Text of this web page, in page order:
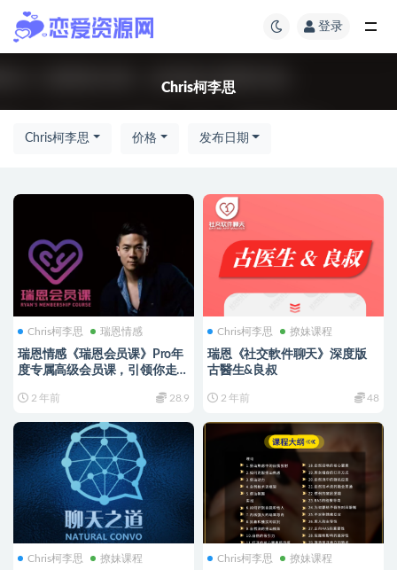
登录
Chris柯李思
Chris柯李思 价格 发布日期
Chris柯李思 瑞恩情感
瑞恩情感《瑞恩会员课》Pro年
度专属高级会员课，引领你走向
2 年前 28.9
Chris柯李思 撩妹课程
瑞恩《社交軟件聊天》深度版
古醫生&良叔
2 年前 48
Chris柯李思 撩妹课程 Chris柯李思 撩妹课程